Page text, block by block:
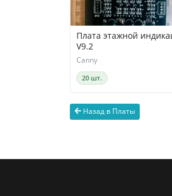
Назад в Платы
Плата этажной
V9.2
Canny
20 шт.